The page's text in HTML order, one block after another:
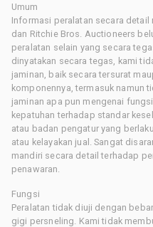
Umum
Informasi peralatan secara detail
dan Ritchie Bros. Auctioneers
peralatan selain yang secara
dinyatakan secara tegas, kami
jaminan, baik secara tersurat
komponennya, termasuk namun
jaminan apa pun mengenai
kepatuhan terhadap standar
atau badan pengatur yang
atau kelayakan jual. Sangat
mandiri secara detail terhadap
penawaran.
Fungsi
Peralatan tidak diuji dengan
gigi persneling. Kami tidak